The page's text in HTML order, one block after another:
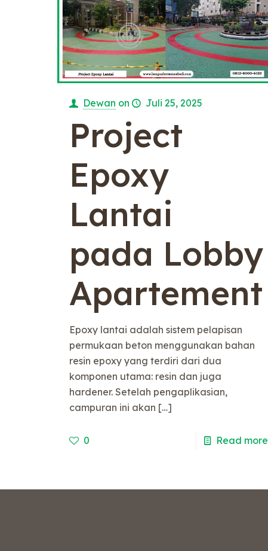
Dewan on Juli 25, 2025
Project
Epoxy
Lantai
pada Lobby
Apartement
Epoxy lantai adalah sistem pelapisan
permukaan beton menggunakan bahan
resin epoxy yang terdiri dari dua
komponen utama: resin dan juga
hardener. Setelah pengaplikasian,
campuran ini akan […]
0 Read more